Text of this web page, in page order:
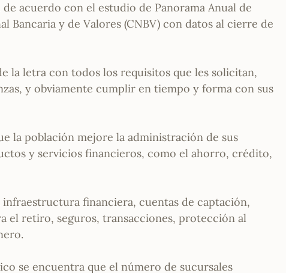
acuerdo con el estudio de Panorama Anual de
Bancaria y de Valores (CNBV) con datos al cierre de
la letra con todos los requisitos que les solicitan,
y obviamente cumplir en tiempo y forma con sus
la población mejore la administración de sus
y servicios financieros, como el ahorro, crédito,
financiera, cuentas de captación,
el retiro, seguros, transacciones, protección al
se encuentra que el número de sucursales